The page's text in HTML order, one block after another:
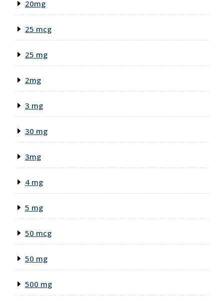
20mg
25 mcg
25 mg
2mg
3 mg
30 mg
3mg
4 mg
5 mg
50 mcg
50 mg
500 mg